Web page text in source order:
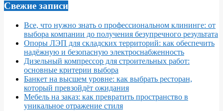
Свежие записи
Все, что нужно знать о профессиональном клининге: от
выбора компании до получения безупречного результата
Опоры ЛЭП для складских территорий: как обеспечить
надёжную и безопасную электроснабженность
Дизельный компрессор для строительных работ:
основные критерии выбора
Банкет на высшем уровне: как выбрать ресторан,
который превзойдёт ожидания
Мебель на заказ: как превратить пространство в
уникальное отражение стиля